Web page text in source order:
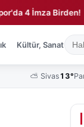
4 İmza Birden! ◆
Kültür, Sanat ve
⛅ Sivas 13°